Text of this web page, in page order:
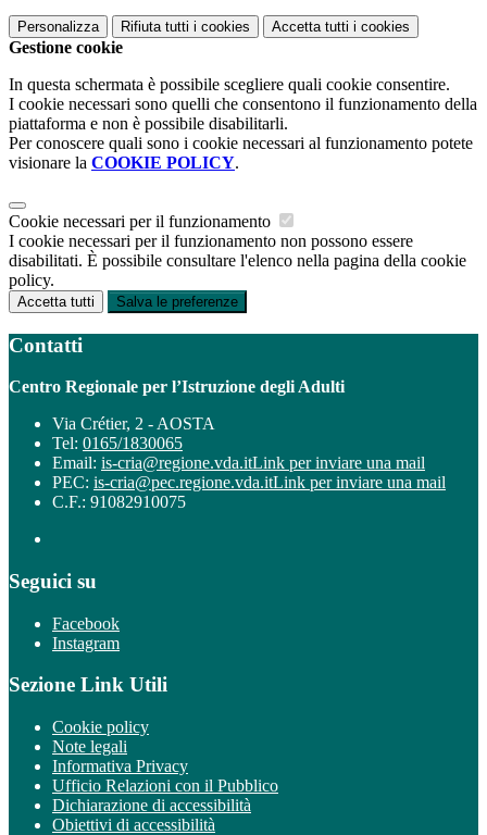
Personalizza Rifiuta tutti i cookies Accetta tutti i cookies
Gestione cookie
In questa schermata è possibile scegliere quali cookie consentire.
I cookie necessari sono quelli che consentono il funzionamento della
piattaforma e non è possibile disabilitarli.
Per conoscere quali sono i cookie necessari al funzionamento potete
visionare la COOKIE POLICY.
Cookie necessari per il funzionamento
I cookie necessari per il funzionamento non possono essere
disabilitati. È possibile consultare l'elenco nella pagina della cookie
policy.
Accetta tutti Salva le preferenze
Contatti
Centro Regionale per l’Istruzione degli Adulti
Via Crétier, 2 - AOSTA
Tel: 0165/1830065
Email: is-cria@regione.vda.itLink per inviare una mail
PEC: is-cria@pec.regione.vda.itLink per inviare una mail
C.F.: 91082910075
Seguici su
Facebook
Instagram
Sezione Link Utili
Cookie policy
Note legali
Informativa Privacy
Ufficio Relazioni con il Pubblico
Dichiarazione di accessibilità
Obiettivi di accessibilità